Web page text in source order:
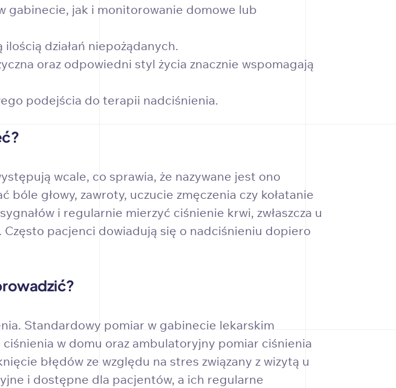
gabinecie, jak i monitorowanie domowe lub
działań niepożądanych.
oraz odpowiedni styl życia znacznie wspomagają
podejścia do terapii nadciśnienia.
wcale, co sprawia, że nazywane jest ono
głowy, zawroty, uczucie zmęczenia czy kołatanie
i regularnie mierzyć ciśnienie krwi, zwłaszcza u
pacjenci dowiadują się o nadciśnieniu dopiero
Standardowy pomiar w gabinecie lekarskim
w domu oraz ambulatoryjny pomiar ciśnienia
błędów ze względu na stres związany z wizytą u
i dostępne dla pacjentów, a ich regularne